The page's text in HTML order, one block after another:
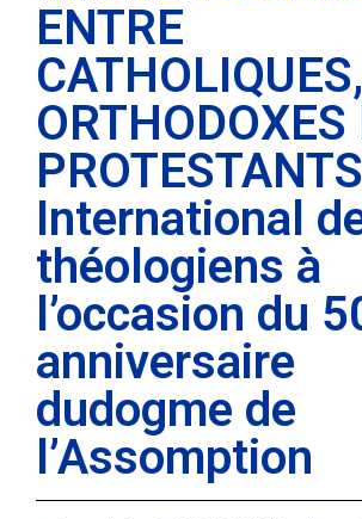
ENTRE
CATHOLIQUES,
ORTHODOXES
International
théologiens à
l’occasion du
anniversaire
dudogme de
l’Assomption